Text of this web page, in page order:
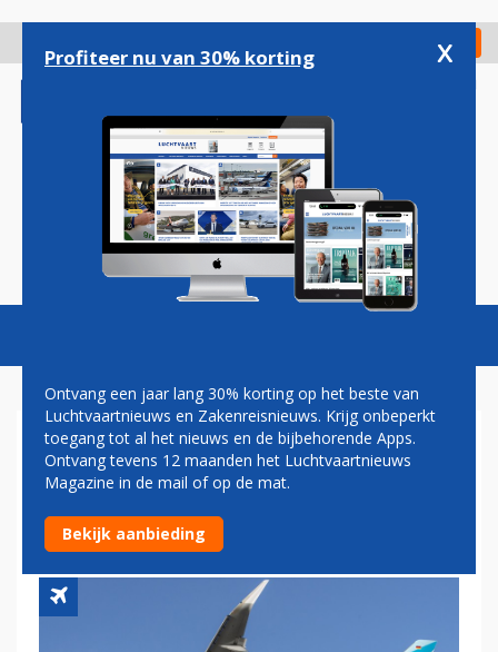
gaan
Check in
Magazine Podcasts Vacatures
EUROWINGS NA
CORONAPAUZE WEER TERUG
OP SCHIPHOL
Profiteer nu van 30% korting x
Ontvang een jaar lang 30% korting op het beste van
Luchtvaartnieuws en Zakenreisnieuws. Krijg onbeperkt
toegang tot al het nieuws en de bijbehorende Apps.
Ontvang tevens 12 maanden het Luchtvaartnieuws
Magazine in de mail of op de mat.
Bekijk aanbieding